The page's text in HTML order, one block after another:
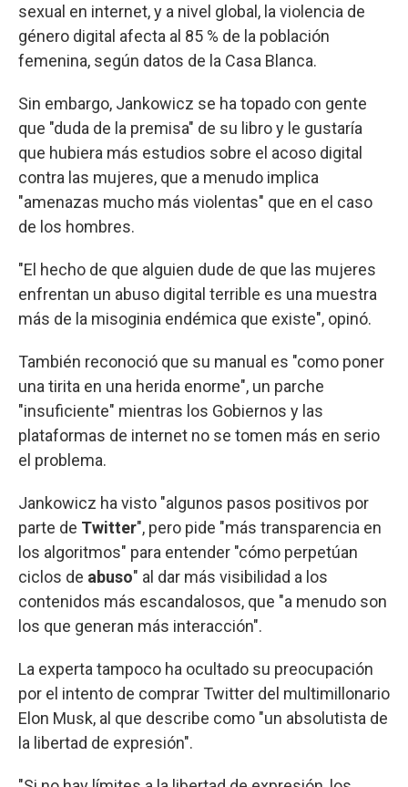
sexual en internet, y a nivel global, la violencia de
género digital afecta al 85 % de la población
femenina, según datos de la Casa Blanca.
Sin embargo, Jankowicz se ha topado con gente
que "duda de la premisa" de su libro y le gustaría
que hubiera más estudios sobre el acoso digital
contra las mujeres, que a menudo implica
"amenazas mucho más violentas" que en el caso
de los hombres.
"El hecho de que alguien dude de que las mujeres
enfrentan un abuso digital terrible es una muestra
más de la misoginia endémica que existe", opinó.
También reconoció que su manual es "como poner
una tirita en una herida enorme", un parche
"insuficiente" mientras los Gobiernos y las
plataformas de internet no se tomen más en serio
el problema.
Jankowicz ha visto "algunos pasos positivos por
parte de Twitter", pero pide "más transparencia en
los algoritmos" para entender "cómo perpetúan
ciclos de abuso" al dar más visibilidad a los
contenidos más escandalosos, que "a menudo son
los que generan más interacción".
La experta tampoco ha ocultado su preocupación
por el intento de comprar Twitter del multimillonario
Elon Musk, al que describe como "un absolutista de
la libertad de expresión".